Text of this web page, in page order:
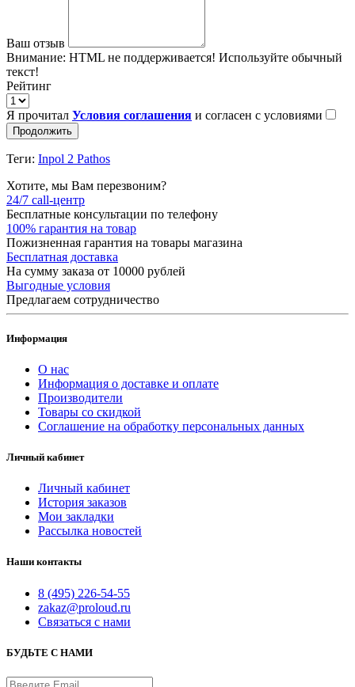
Ваш отзыв
Внимание: HTML не поддерживается! Используйте обычный
текст!
Рейтинг
Я прочитал Условия соглашения и согласен с условиями
Продолжить
Теги: Inpol 2 Pathos
Хотите, мы Вам перезвоним?
24/7 call-центр
Бесплатные консультации по телефону
100% гарантия на товар
Пожизненная гарантия на товары магазина
Бесплатная доставка
На сумму заказа от 10000 рублей
Выгодные условия
Предлагаем сотрудничество
Информация
О нас
Информация о доставке и оплате
Производители
Товары со скидкой
Соглашение на обработку персональных данных
Личный кабинет
Личный кабинет
История заказов
Мои закладки
Рассылка новостей
Наши контакты
8 (495) 226-54-55
zakaz@proloud.ru
Связаться с нами
БУДЬТЕ С НАМИ